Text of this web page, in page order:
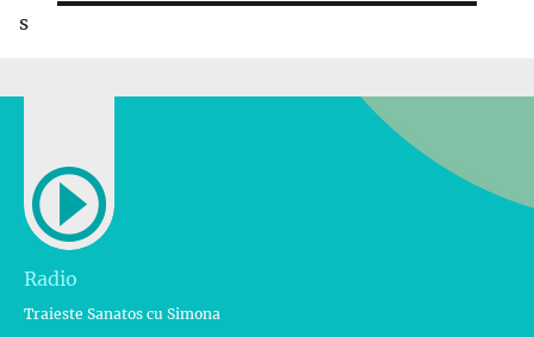
s
Radio
Traieste Sanatos cu Simona